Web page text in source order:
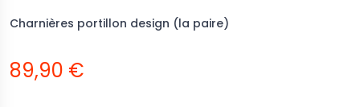
Charnières portillon design (la paire)
89,90 €